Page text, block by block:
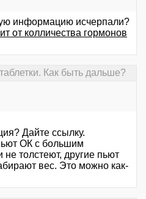
информацию исчерпали?
от колличества гормонов
Как быть дальше?
Дайте ссылку.
ОК с большим
толстеют, другие пьют
вес. Это можно как-